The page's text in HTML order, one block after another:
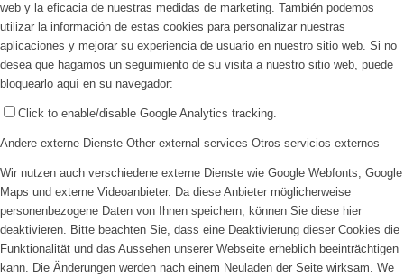
web y la eficacia de nuestras medidas de marketing. También podemos
utilizar la información de estas cookies para personalizar nuestras
aplicaciones y mejorar su experiencia de usuario en nuestro sitio web. Si no
desea que hagamos un seguimiento de su visita a nuestro sitio web, puede
bloquearlo aquí en su navegador:
Click to enable/disable Google Analytics tracking.
Andere externe Dienste Other external services Otros servicios externos
Wir nutzen auch verschiedene externe Dienste wie Google Webfonts, Google
Maps und externe Videoanbieter. Da diese Anbieter möglicherweise
personenbezogene Daten von Ihnen speichern, können Sie diese hier
deaktivieren. Bitte beachten Sie, dass eine Deaktivierung dieser Cookies die
Funktionalität und das Aussehen unserer Webseite erheblich beeinträchtigen
kann. Die Änderungen werden nach einem Neuladen der Seite wirksam. We